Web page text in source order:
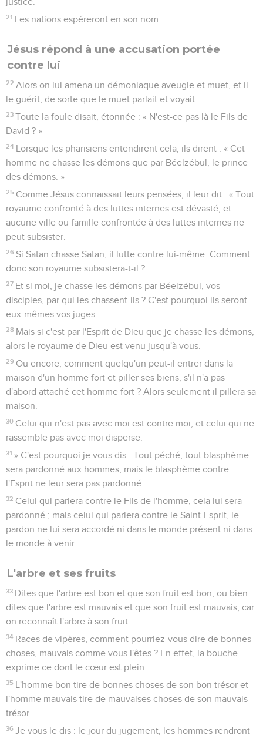
21 Les nations espéreront en son nom.
Jésus répond à une accusation portée
contre lui
22 Alors on lui amena un démoniaque aveugle et muet, et il
le guérit, de sorte que le muet parlait et voyait.
23 Toute la foule disait, étonnée : « N'est-ce pas là le Fils de
David ? »
24 Lorsque les pharisiens entendirent cela, ils dirent : « Cet
homme ne chasse les démons que par Béelzébul, le prince
des démons. »
25 Comme Jésus connaissait leurs pensées, il leur dit : « Tout
royaume confronté à des luttes internes est dévasté, et
aucune ville ou famille confrontée à des luttes internes ne
peut subsister.
26 Si Satan chasse Satan, il lutte contre lui-même. Comment
donc son royaume subsistera-t-il ?
27 Et si moi, je chasse les démons par Béelzébul, vos
disciples, par qui les chassent-ils ? C'est pourquoi ils seront
eux-mêmes vos juges.
28 Mais si c'est par l'Esprit de Dieu que je chasse les démons,
alors le royaume de Dieu est venu jusqu'à vous.
29 Ou encore, comment quelqu'un peut-il entrer dans la
maison d'un homme fort et piller ses biens, s'il n'a pas
d'abord attaché cet homme fort ? Alors seulement il pillera sa
maison.
30 Celui qui n'est pas avec moi est contre moi, et celui qui ne
rassemble pas avec moi disperse.
31 » C'est pourquoi je vous dis : Tout péché, tout blasphème
sera pardonné aux hommes, mais le blasphème contre
l'Esprit ne leur sera pas pardonné.
32 Celui qui parlera contre le Fils de l'homme, cela lui sera
pardonné ; mais celui qui parlera contre le Saint-Esprit, le
pardon ne lui sera accordé ni dans le monde présent ni dans
le monde à venir.
L'arbre et ses fruits
33 Dites que l'arbre est bon et que son fruit est bon, ou bien
dites que l'arbre est mauvais et que son fruit est mauvais, car
on reconnaît l'arbre à son fruit.
34 Races de vipères, comment pourriez-vous dire de bonnes
choses, mauvais comme vous l'êtes ? En effet, la bouche
exprime ce dont le cœur est plein.
35 L'homme bon tire de bonnes choses de son bon trésor et
l'homme mauvais tire de mauvaises choses de son mauvais
trésor.
36 Je vous le dis : le jour du jugement, les hommes rendront